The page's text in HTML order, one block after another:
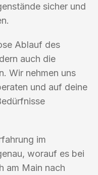
sicher und
Ablauf des
auch die
Wir nehmen uns
und auf deine
im
worauf es bei
am Main nach